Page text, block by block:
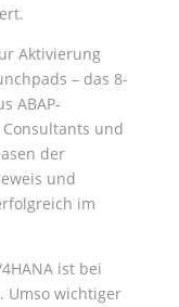
Aktivierung
– das 8-
ABAP-
Consultants und
der
und
im
ist bei
Umso wichtiger